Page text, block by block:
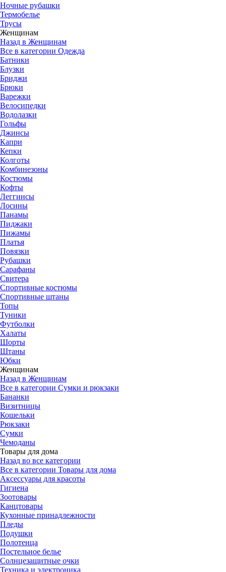
Ночные рубашки
Термобелье
Трусы
Женщинам
Назад в Женщинам
Все в категории Одежда
Батники
Блузки
Бриджи
Брюки
Варежки
Велосипедки
Водолазки
Гольфы
Джинсы
Капри
Кепки
Колготы
Комбинезоны
Костюмы
Кофты
Леггинсы
Лосины
Панамы
Пиджаки
Пижамы
Платья
Повязки
Рубашки
Сарафаны
Свитера
Спортивные костюмы
Спортивные штаны
Топы
Туники
Футболки
Халаты
Шорты
Штаны
Юбки
Женщинам
Назад в Женщинам
Все в категории Сумки и рюкзаки
Бананки
Визитницы
Кошельки
Рюкзаки
Сумки
Чемоданы
Товары для дома
Назад во все категории
Все в категории Товары для дома
Аксессуары для красоты
Гигиена
Зоотовары
Канцтовары
Кухонные принадлежности
Пледы
Подушки
Полотенца
Постельное белье
Солнцезащитные очки
Техника и электроника